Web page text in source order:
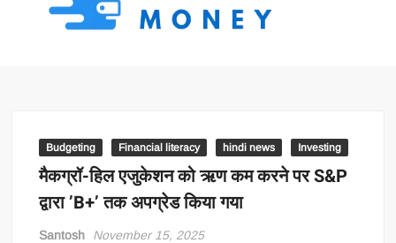
Budgeting Financial literacy hindi news Investing
मैकग्रॉ-हिल एजुकेशन को ऋण कम करने पर S&P
द्वारा ’B+’ तक अपग्रेड किया गया
Santosh November 15, 2025